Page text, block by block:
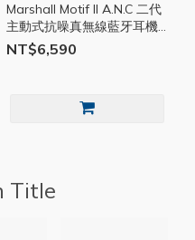
Marshall Motif II A.N.C 二代
主動式抗噪真無線藍牙耳機
EQ AI降噪 MAS009
NT$6,590
Title